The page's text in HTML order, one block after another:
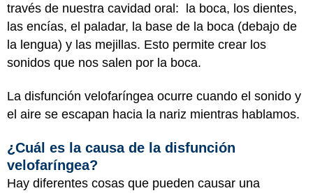
través de nuestra cavidad oral: la boca, los dientes,
las encías, el paladar, la base de la boca (debajo de
la lengua) y las mejillas. Esto permite crear los
sonidos que nos salen por la boca.
La disfunción velofaríngea ocurre cuando el sonido y
el aire se escapan hacia la nariz mientras hablamos.
¿Cuál es la causa de la disfunción
velofaríngea?
Hay diferentes cosas que pueden causar una